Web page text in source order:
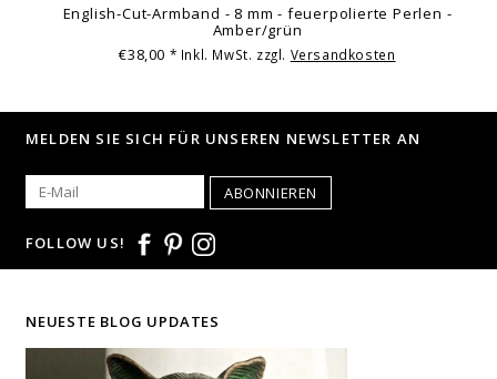
English-Cut-Armband - 8 mm - feuerpolierte Perlen -
Amber/grün
€38,00 * Inkl. MwSt. zzgl. Versandkosten
MELDEN SIE SICH FÜR UNSEREN NEWSLETTER AN
ABONNIEREN
FOLLOW US!
NEUESTE BLOG UPDATES